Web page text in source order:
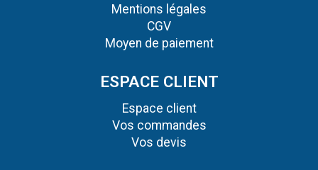
Mentions légales
CGV
Moyen de paiement
ESPACE CLIENT
Espace client
Vos commandes
Vos devis